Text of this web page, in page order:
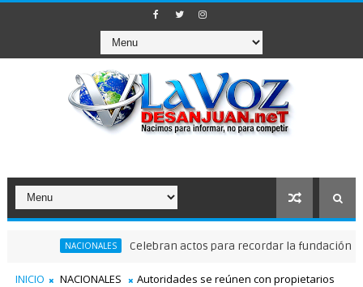
NACIONALES Celebran actos para recordar la fundación de Santo
INICIO NACIONALES
Autoridades se reúnen con propietarios